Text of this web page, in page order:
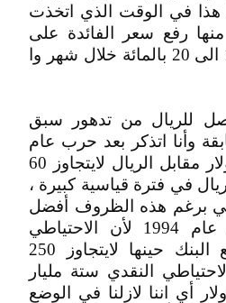
في الوقت الذي اتخذت
رفع سعر الفائدة على
الودائع بالدولار من 15 الى 20 بالمائة خلال شهر وا
للريال من تدهور سبق
وأنا اتذكر بعد حرب عام
1994م كان سعر الدولار مقابل الريال لايتجاوز 60
ريالا وتدهور إلى 120 ريال في فترة قياسية كبيرة ،
برغم هذه الظروف أفضل
مما كانت عليه في عام 1994 لأن الاحتياطي
النقدي الذي كان مع البنك حينها لايتجاوز 250
النقدي ستة مليار
أي اننا لازلنا في الوضع